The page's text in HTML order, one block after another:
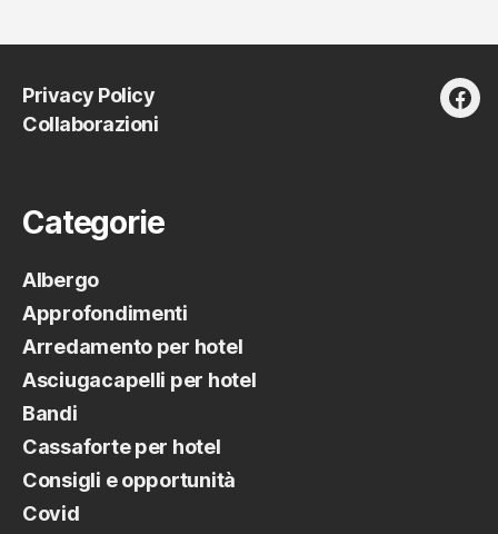
salubrità”
Privacy Policy
Collaborazioni
Categorie
Albergo
Approfondimenti
Arredamento per hotel
Asciugacapelli per hotel
Bandi
Cassaforte per hotel
Consigli e opportunità
Covid